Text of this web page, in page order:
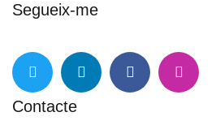
Segueix-me
Contacte